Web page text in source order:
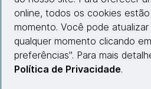
Entre em
online, todos os cookies
momento. Você pode
qualquer momento clicando
preferências". Para mais
Política de Privacidade.